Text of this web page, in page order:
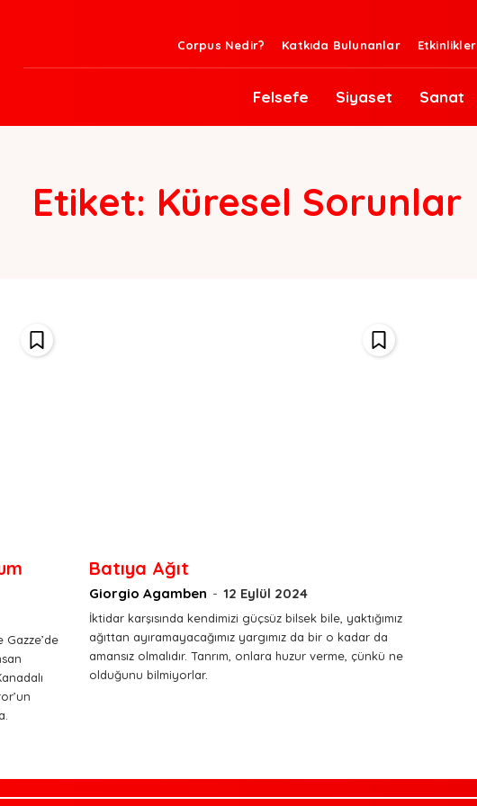
Corpus Nedir? Katkıda Bulunanlar Etkinlikler
Felsefe Siyaset Sanat
Etiket: Küresel Sorunlar
Batıya Ağıt
Giorgio Agamben - 12 Eylül 2024
İktidar karşısında kendimizi güçsüz bilsek bile, yaktığımız
ağıttan ayıramayacağımız yargımız da bir o kadar da
amansız olmalıdır. Tanrım, onlara huzur verme, çünkü ne
olduğunu bilmiyorlar.